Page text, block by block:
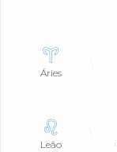
Áries
Leão